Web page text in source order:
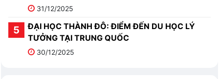
31/12/2025
ĐẠI HỌC THÀNH ĐÔ: ĐIỂM ĐẾN DU HỌC LÝ
TƯỞNG TẠI TRUNG QUỐC
30/12/2025